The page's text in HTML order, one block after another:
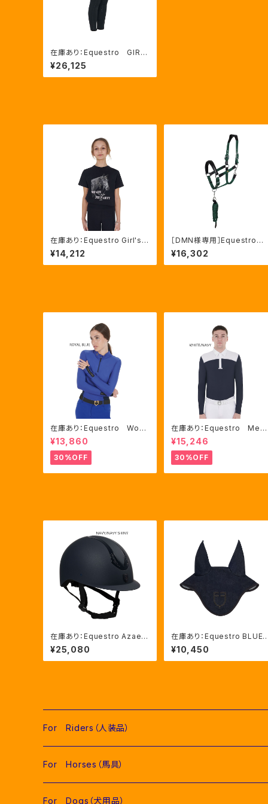
在庫あり：Equestro GIRL
S' 冬用レギンス BLACK
（ETKA00210）
¥26,125
在庫あり：Equestro Girl's
Ready To The Party Ｔシ
ャツ ラインストーンTシャツ（E
TKA00249）
¥14,212
［DMN様専用］Equestro
ani 無口＆引手セット グリ
ーン FULLサイズ（ETH03
002N）
¥16,302
在庫あり：Equestro Wom
en's テクニカル トレーニ
ングポロシャツ Royal Bl
ue、Mサイズ（ETW00064）
¥13,860
30%OFF
在庫あり：Equestro Me
n’ｓ メッシュコンビ 長袖
競技用シャツ 2色Mサイズ
（ETM00060）
¥15,246
30%OFF
在庫あり：Equestro Azael
ユニセックスヘルメットNAVY/
NAVYSHINY XLサイズ（ET
U02011）
¥25,080
在庫あり：Equestro BLUE
DENIM イヤーネット２色（ET
H09086）
¥10,450
For Riders（人装品）
Men（男性用衣類）
Competition Jackets（競技用ジャケット）
Women（女性用衣類）
For Horses（馬具）
Pads（ゼッケン、パッド類）
For Dogs（犬用品）